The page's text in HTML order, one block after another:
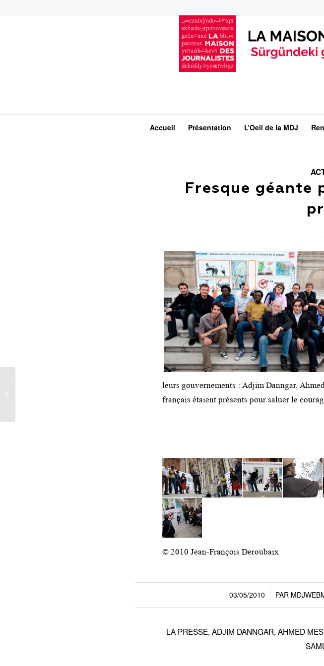
Accueil Présentation L’Oeil de la MDJ
Fresque géante
leurs gouvernements : Adjim Danngar,
français étaient présents pour saluer le
© 2010 Jean-François Deroubaix
03/05/2010
/ PAR
LA PRESSE, ADJIM DANNGAR, AHMED